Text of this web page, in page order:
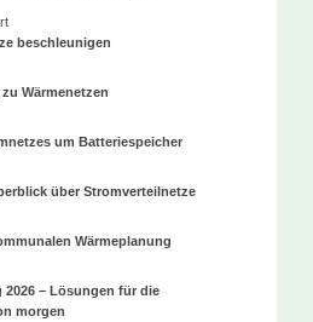
beschleunigen
Wärmenetzen
um Batteriespeicher
über Stromverteilnetze
Wärmeplanung
2026 – Lösungen für die
morgen